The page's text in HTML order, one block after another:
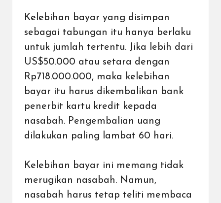
Kelebihan bayar yang disimpan
sebagai tabungan itu hanya berlaku
untuk jumlah tertentu. Jika lebih dari
US$50.000 atau setara dengan
Rp718.000.000, maka kelebihan
bayar itu harus dikembalikan bank
penerbit kartu kredit kepada
nasabah. Pengembalian uang
dilakukan paling lambat 60 hari.
Kelebihan bayar ini memang tidak
merugikan nasabah. Namun,
nasabah harus tetap teliti membaca